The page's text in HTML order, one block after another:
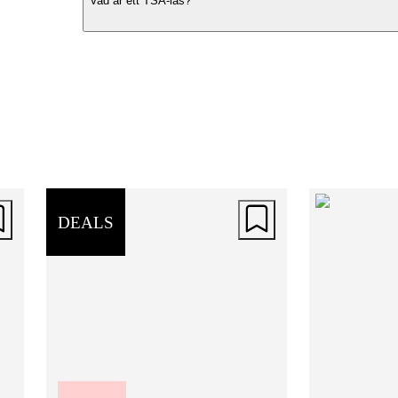
stil eller hållbarhet. Den är tillverkad i
destination.
Genomtänkt inredning
kläder och accessoarer ligger på plats
DEALS